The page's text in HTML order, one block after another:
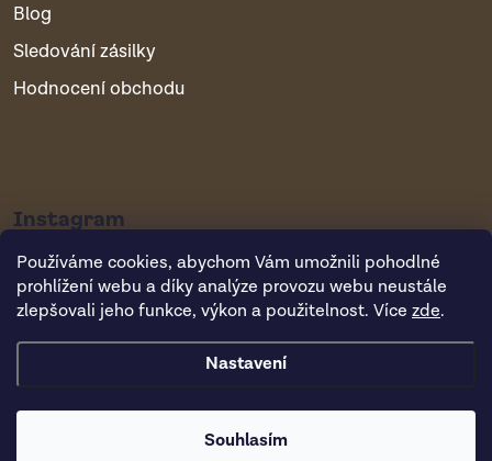
Používáme cookies, abychom Vám umožnili pohodlné
prohlížení webu a díky analýze provozu webu neustále
zlepšovali jeho funkce, výkon a použitelnost. Více zde.
Nastavení
Souhlasím
Blog
Sledování zásilky
Hodnocení obchodu
Instagram
Copyright 2026Vsepropejska.cz. Všechna práva vyhrazena.